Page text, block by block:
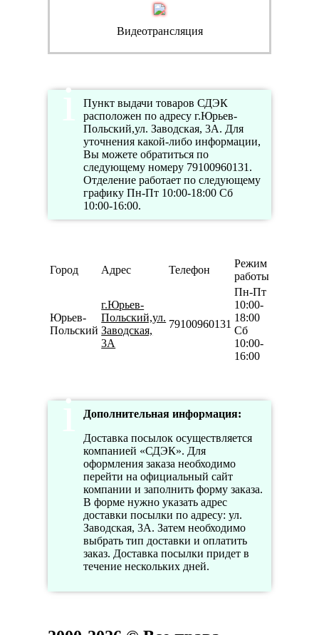
Видеотрансляция
Пункт выдачи товаров СДЭК
расположен по адресу г.Юрьев-
Польский,ул. Заводская, 3А. Для
уточнения какой-либо информации,
Вы можете обратиться по
следующему номеру 79100960131.
Отделение работает по следующему
графику Пн-Пт 10:00-18:00 Сб
10:00-16:00.
Город Адрес Телефон
Режим
работы
Юрьев-
Польский
г.Юрьев-
Польский,ул.
Заводская,
3А
79100960131
Пн-Пт
10:00-
18:00
Сб
10:00-
16:00
Дополнительная информация:
Доставка посылок осуществляется
компанией «СДЭК». Для
оформления заказа необходимо
перейти на официальный сайт
компании и заполнить форму заказа.
В форме нужно указать адрес
доставки посылки по адресу: ул.
Заводская, 3А. Затем необходимо
выбрать тип доставки и оплатить
заказ. Доставка посылки придет в
течение нескольких дней.